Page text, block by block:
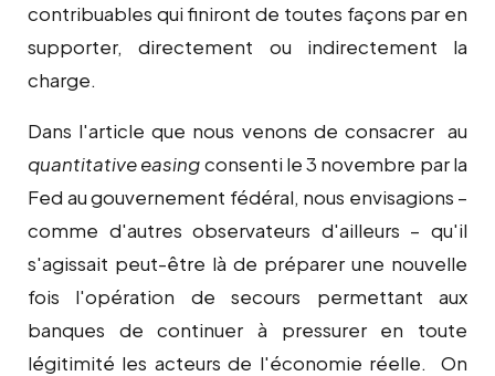
contribuables qui finiront de toutes façons par en
supporter, directement ou indirectement la
charge.
Dans l'article que nous venons de consacrer au
quantitative easingconsenti le 3 novembre par la
Fed au gouvernement fédéral, nous envisagions –
comme d'autres observateurs d'ailleurs – qu'il
s'agissait peut-être là de préparer une nouvelle
fois l'opération de secours permettant aux
banques de continuer à pressurer en toute
légitimité les acteurs de l'économie réelle. On